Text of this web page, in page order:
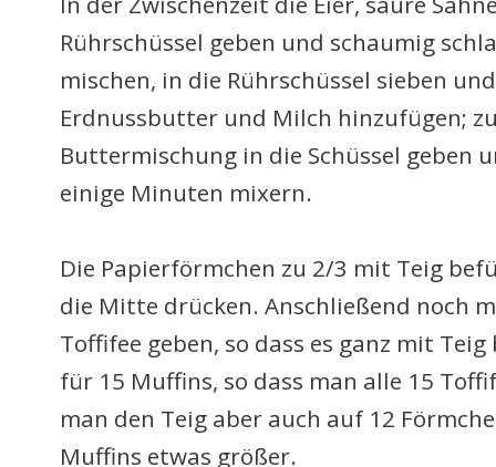
Rührschüssel geben und schaumig
mischen, in die Rührschüssel sieben
Erdnussbutter und Milch hinzufügen;
Buttermischung in die Schüssel geben
einige Minuten mixern.
Die Papierförmchen zu 2/3 mit Teig
die Mitte drücken. Anschließend noch
Toffifee geben, so dass es ganz mit
für 15 Muffins, so dass man alle 15
man den Teig aber auch auf 12
Muffins etwas größer.